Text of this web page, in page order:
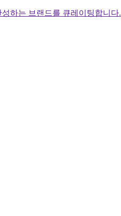
하는 브랜드를 큐레이팅합니다.